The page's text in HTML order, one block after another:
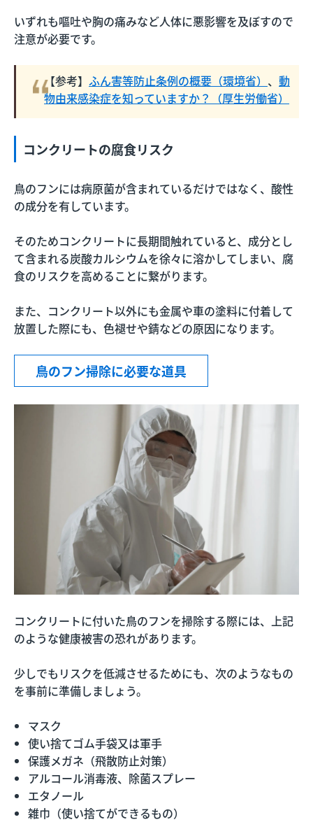
いずれも嘔吐や胸の痛みなど人体に悪影響を及ぼすので
注意が必要です。
【参考】 ふん害等防止条例の概要（環境省） 、 動
物由来感染症を知っていますか？（厚生労働省）
コンクリートの腐食リスク
鳥のフンには病原菌が含まれているだけではなく、酸性
の成分を有しています。
そのためコンクリートに長期間触れていると、成分とし
て含まれる炭酸カルシウムを徐々に溶かしてしまい、腐
食のリスクを高めることに繋がります。
また、コンクリート以外にも金属や車の塗料に付着して
放置した際にも、色褪せや錆などの原因になります。
鳥のフン掃除に必要な道具
コンクリートに付いた鳥のフンを掃除する際には、上記
のような健康被害の恐れがあります。
少しでもリスクを低減させるためにも、次のようなもの
を事前に準備しましょう。
マスク
使い捨てゴム手袋又は軍手
保護メガネ（飛散防止対策）
アルコール消毒液、除菌スプレー
エタノール
雑巾（使い捨てができるもの）